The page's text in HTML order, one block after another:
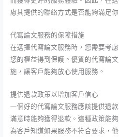
慮其提供的聯絡方式是否能夠滿足你
代寫論文服務的保障措施
在選擇代寫論文服務時，您需要考
您的權益得到保護。優質的代寫論
施，讓客戶能夠放心使用服務。
提供退款政策以增加客戶信心
一個好的代寫論文服務應該提供退
滿意時能夠獲得退款。這種政策能
為客戶知道如果服務不符合要求，